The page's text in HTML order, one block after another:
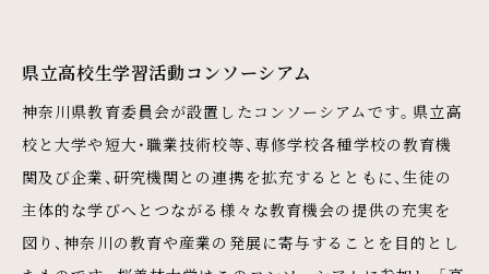
県立高校生学習活動コンソーシアム
神奈川県教育委員会が設置したコンソーシアムです。県立高
校と大学や短大・職業技術校等、専修学校各種学校の教育機
関及び企業、研究機関との連携を拡充するとともに、生徒の
主体的な学びへとつながる様々な教育機会の提供の充実を
図り、神奈川の教育や産業の発展に寄与することを目的とし